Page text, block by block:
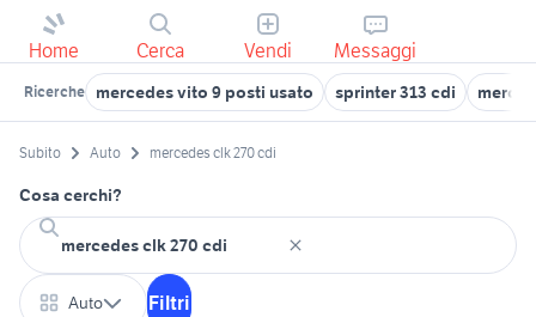
Home Cerca Vendi Messaggi
Ricerche mercedes vito 9 posti usato sprinter 313 cdi
Subito Auto mercedes clk 270 cdi
Cosa cerchi?
Auto Filtri